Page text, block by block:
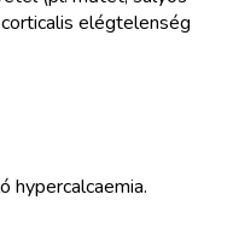
elégtelenség
hypercalcaemia.